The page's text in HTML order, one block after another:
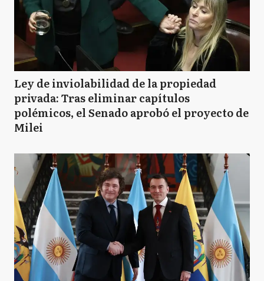
Ley de inviolabilidad de la propiedad
privada: Tras eliminar capítulos
polémicos, el Senado aprobó el proyecto de
Milei